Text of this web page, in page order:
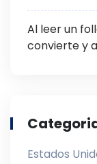
Al leer un
convierte y
Estados